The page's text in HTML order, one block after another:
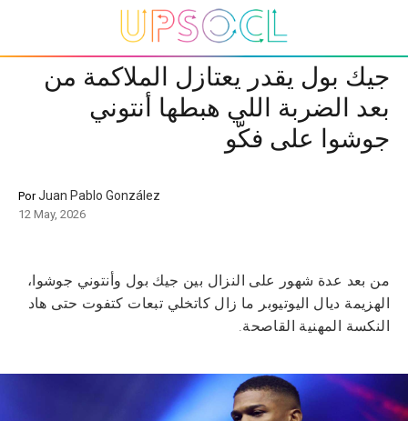
جيك بول يقدر يعتازل الملاكمة من
بعد الضربة اللي هبطها أنتوني
جوشوا على فكّو
PorJuan Pablo González
12 May, 2026
من بعد عدة شهور على النزال بين جيك بول وأنتوني جوشوا،
الهزيمة ديال اليوتيوبر ما زال كاتخلي تبعات كتفوت حتى هاد
النكسة المهنية القاصحة.